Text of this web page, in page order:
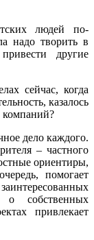
людей по-
надо творить в
другие
сейчас, когда
казалось
дело каждого.
– частного
ориентиры,
помогает
о собственных
привлекает